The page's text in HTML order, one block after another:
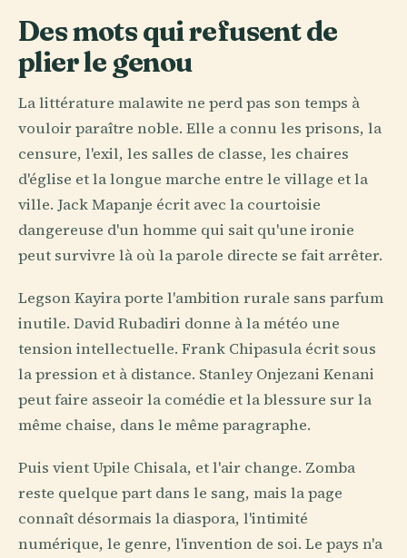
Des mots qui refusent de
plier le genou
La littérature malawite ne perd pas son temps à
vouloir paraître noble. Elle a connu les prisons, la
censure, l'exil, les salles de classe, les chaires
d'église et la longue marche entre le village et la
ville. Jack Mapanje écrit avec la courtoisie
dangereuse d'un homme qui sait qu'une ironie
peut survivre là où la parole directe se fait arrêter.
Legson Kayira porte l'ambition rurale sans parfum
inutile. David Rubadiri donne à la météo une
tension intellectuelle. Frank Chipasula écrit sous
la pression et à distance. Stanley Onjezani Kenani
peut faire asseoir la comédie et la blessure sur la
même chaise, dans le même paragraphe.
Puis vient Upile Chisala, et l'air change. Zomba
reste quelque part dans le sang, mais la page
connaît désormais la diaspora, l'intimité
numérique, le genre, l'invention de soi. Le pays n'a